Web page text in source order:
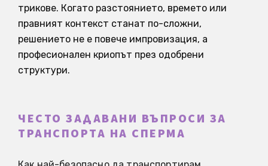
трикове. Когато разстоянието, времето или
правният контекст станат по-сложни,
решението не е повече импровизация, а
професионален криопът през одобрени
структури.
ЧЕСТО ЗАДАВАНИ ВЪПРОСИ ЗА
ТРАНСПОРТА НА СПЕРМА